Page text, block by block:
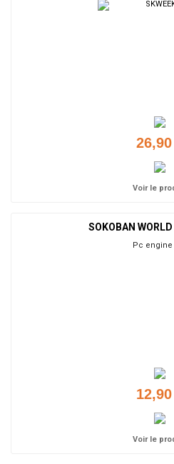
Voir le
SOKOBAN
Pc engine
Voir le